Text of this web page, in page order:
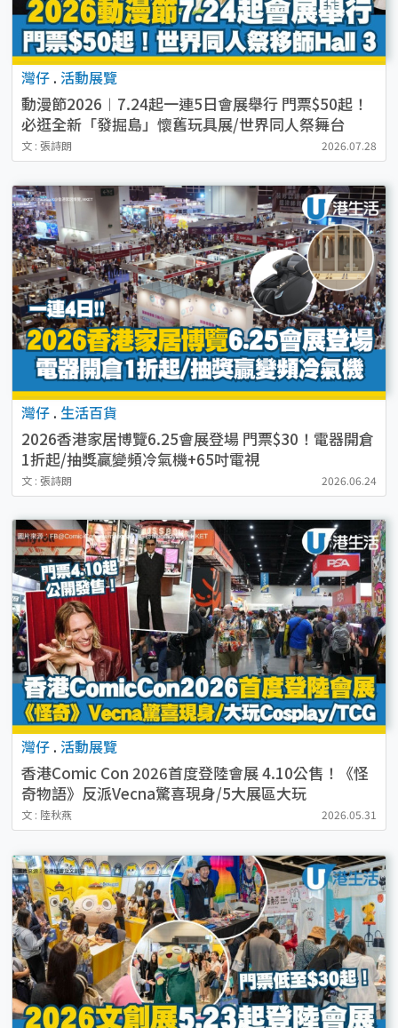
灣仔 . 活動展覽
動漫節2026︱7.24起一連5日會展舉行 門票$50起！
必逛全新「發掘島」懷舊玩具展/世界同人祭舞台
文 : 張詩朗 2026.07.28
灣仔 . 生活百貨
2026香港家居博覽6.25會展登場 門票$30！電器開倉
1折起/抽獎贏變頻冷氣機+65吋電視
文 : 張詩朗 2026.06.24
灣仔 . 活動展覽
香港Comic Con 2026首度登陸會展 4.10公售！《怪
奇物語》反派Vecna驚喜現身/5大展區大玩
Cosplay/TCG
文 : 陸秋燕 2026.05.31